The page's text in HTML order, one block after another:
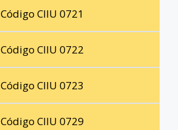
Código CIIU 0721
Código CIIU 0722
Código CIIU 0723
Código CIIU 0729